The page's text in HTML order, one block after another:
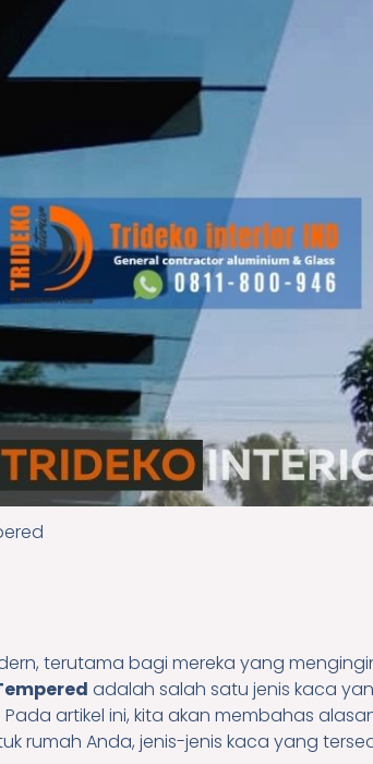
terutama bagi mereka yang
adalah salah satu jenis kaca
artikel ini, kita akan membahas
rumah Anda, jenis-jenis kaca yang